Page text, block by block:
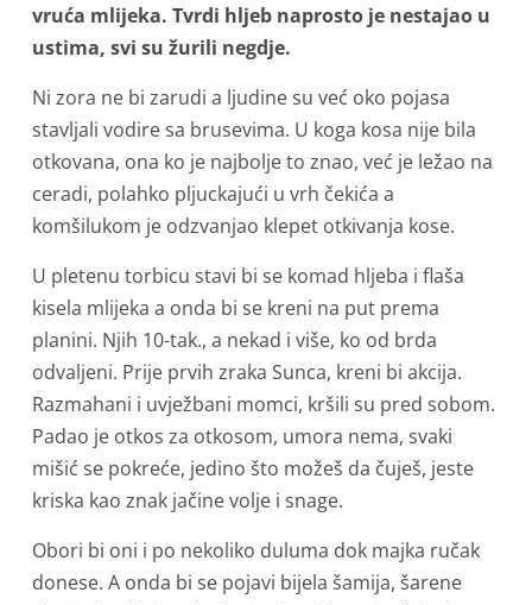
vruća mlijeka. Tvrdi hljeb naprosto je nestajao u
ustima, svi su žurili negdje.
Ni zora ne bi zarudi a ljudine su već oko pojasa
stavljali vodire sa brusevima. U koga kosa nije bila
otkovana, ona ko je najbolje to znao, već je ležao na
ceradi, polahko pljuckajući u vrh čekića a
komšilukom je odzvanjao klepet otkivanja kose.
U pletenu torbicu stavi bi se komad hljeba i flaša
kisela mlijeka a onda bi se kreni na put prema
planini. Njih 10-tak., a nekad i više, ko od brda
odvaljeni. Prije prvih zraka Sunca, kreni bi akcija.
Razmahani i uvježbani momci, kršili su pred sobom.
Padao je otkos za otkosom, umora nema, svaki
mišić se pokreće, jedino što možeš da čuješ, jeste
kriska kao znak jačine volje i snage.
Obori bi oni i po nekoliko duluma dok majka ručak
donese. A onda bi se pojavi bijela šamija, šarene